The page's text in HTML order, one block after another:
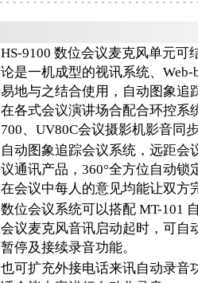
HS-9100 数位会议麦克风单元可
论是一机成型的视讯系统、
易地与之结合使用，自动图象追
在各式会议演讲场合配合环控系
700、UV80C会议摄影机影音同
自动图象追踪会议系统，远距会
议通讯产品，360°全方位自动
在会议中每人的意见均能让双方
数位会议系统可以搭配 MT-101
会议麦克风音讯启动起时，可自
暂停及接续录音功能。
也可扩充外接电话来讯自动录音